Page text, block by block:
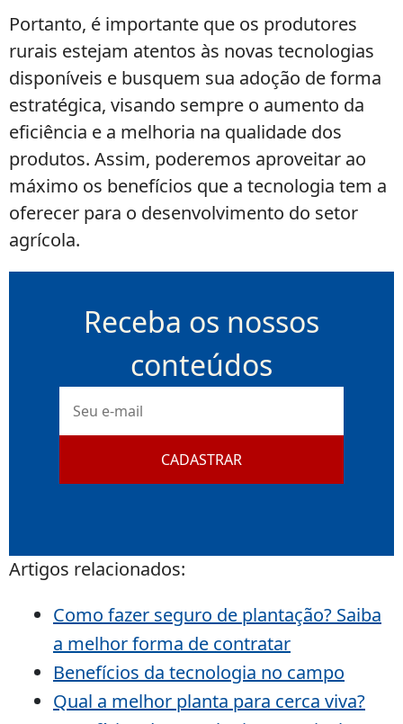
Portanto, é importante que os produtores
rurais estejam atentos às novas tecnologias
disponíveis e busquem sua adoção de forma
estratégica, visando sempre o aumento da
eficiência e a melhoria na qualidade dos
produtos. Assim, poderemos aproveitar ao
máximo os benefícios que a tecnologia tem a
oferecer para o desenvolvimento do setor
agrícola.
Receba os nossos
conteúdos
mail
CADASTRAR
Artigos relacionados:
Como fazer seguro de plantação? Saiba
a melhor forma de contratar
Benefícios da tecnologia no campo
Qual a melhor planta para cerca viva?